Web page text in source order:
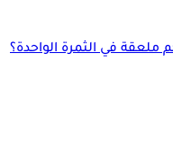
ملعقة في الثمرة الواحدة؟